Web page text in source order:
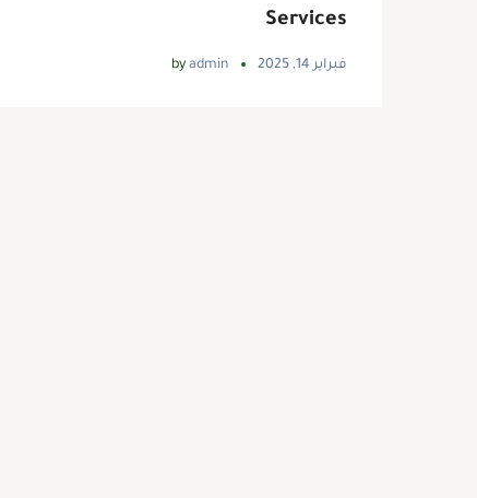
Services
فبراير 14, 2025 by admin